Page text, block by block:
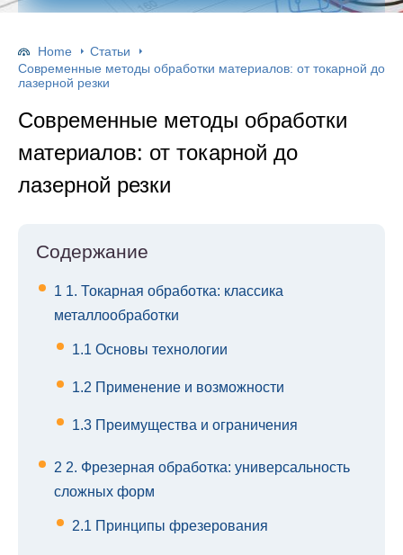
Home
Статьи
Современные методы обработки материалов: от токарной до
лазерной резки
Современные методы обработки
материалов: от токарной до
лазерной резки
Содержание
1 1. Токарная обработка: классика
металлообработки
1.1 Основы технологии
1.2 Применение и возможности
1.3 Преимущества и ограничения
2 2. Фрезерная обработка: универсальность
сложных форм
2.1 Принципы фрезерования